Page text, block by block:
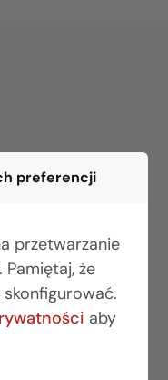
preferencji
przetwarzanie
że
aby